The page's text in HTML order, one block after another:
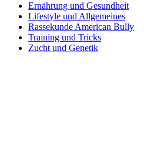
Ernährung und Gesundheit
Lifestyle und Allgemeines
Rassekunde American Bully
Training und Tricks
Zucht und Genetik